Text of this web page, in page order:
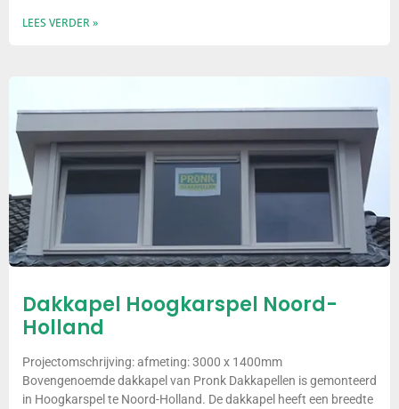
LEES VERDER »
Dakkapel Hoogkarspel Noord-
Holland
Projectomschrijving: afmeting: 3000 x 1400mm
Bovengenoemde dakkapel van Pronk Dakkapellen is gemonteerd
in Hoogkarspel te Noord-Holland. De dakkapel heeft een breedte